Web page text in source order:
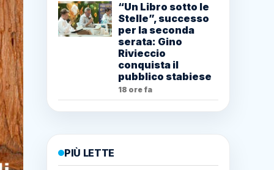
“Un Libro sotto le
Stelle”, successo
per la seconda
serata: Gino
Rivieccio
conquista il
pubblico stabiese
18 ore fa
PIÙ LETTE